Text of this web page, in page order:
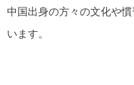
中国出身の方々の文化や
います。